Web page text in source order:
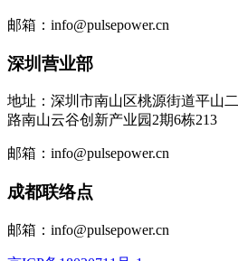
邮箱：info@pulsepower.cn
深圳营业部
地址：深圳市南山区桃源街道平山二
路南山云谷创新产业园2期6栋213
邮箱：info@pulsepower.cn
成都联络点
邮箱：info@pulsepower.cn